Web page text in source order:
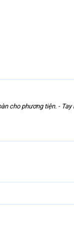
cho phương tiện. -